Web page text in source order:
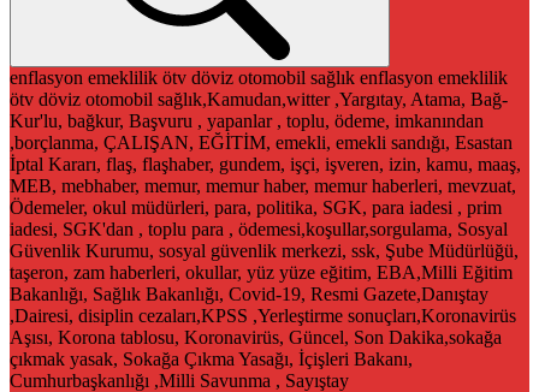
enflasyon emeklilik ötv döviz otomobil sağlık enflasyon emeklilik
ötv döviz otomobil sağlık,Kamudan,witter ,Yargıtay, Atama, Bağ-
Kur'lu, bağkur, Başvuru , yapanlar , toplu, ödeme, imkanından
,borçlanma, ÇALIŞAN, EĞİTİM, emekli, emekli sandığı, Esastan
İptal Kararı, flaş, flaşhaber, gundem, işçi, işveren, izin, kamu, maaş,
MEB, mebhaber, memur, memur haber, memur haberleri, mevzuat,
Ödemeler, okul müdürleri, para, politika, SGK, para iadesi , prim
iadesi, SGK'dan , toplu para , ödemesi,koşullar,sorgulama, Sosyal
Güvenlik Kurumu, sosyal güvenlik merkezi, ssk, Şube Müdürlüğü,
taşeron, zam haberleri, okullar, yüz yüze eğitim, EBA,Milli Eğitim
Bakanlığı, Sağlık Bakanlığı, Covid-19, Resmi Gazete,Danıştay
,Dairesi, disiplin cezaları,KPSS ,Yerleştirme sonuçları,Koronavirüs
Aşısı, Korona tablosu, Koronavirüs, Güncel, Son Dakika,sokağa
çıkmak yasak, Sokağa Çıkma Yasağı, İçişleri Bakanı,
Cumhurbaşkanlığı ,Milli Savunma , Sayıştay